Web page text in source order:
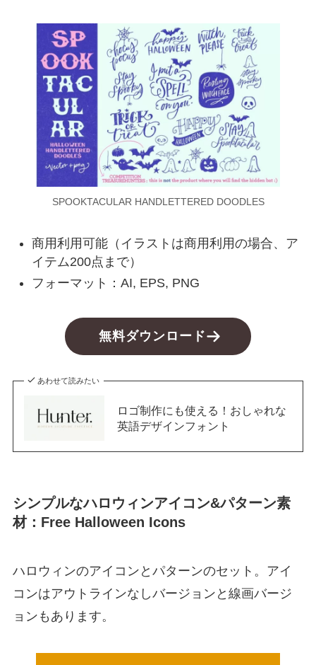
SPOOKTACULAR HANDLETTERED DOODLES
商用利用可能（イラストは商用利用の場合、ア
イテム200点まで）
フォーマット：AI, EPS, PNG
無料ダウンロード
あわせて読みたい
ロゴ制作にも使える！おしゃれな
英語デザインフォント
シンプルなハロウィンアイコン&パターン素
材：Free Halloween Icons
ハロウィンのアイコンとパターンのセット。アイ
コンはアウトラインなしバージョンと線画バージ
ョンもあります。